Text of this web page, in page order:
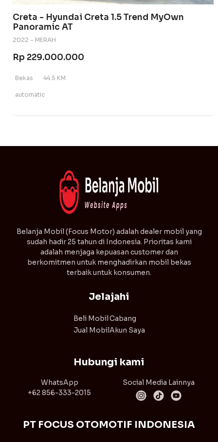
Creta - Hyundai Creta 1.5 Trend MyOwn
Panoramic AT
2022 - MERAH
Rp 229.000.000
Bekas 44.5 KM
automatic
⁠Belanja Mobil (Focus Motor) adalah dealer mobil yang
sudah hadir 25 tahun di Indonesia. Prioritas kami
adalah menjaga kepuasan customer dan
berkomitmen untuk menghadirkan mobil bekas
terbaik untuk konsumen.
Jelajahi
Beli Mobil
Jual Mobil
Cabang
Akun Saya
Hubungi kami
WhatsApp
+62 856-333-2015
Social Media Lainnya
PT FOCUS OTOMOTIF INDONESIA